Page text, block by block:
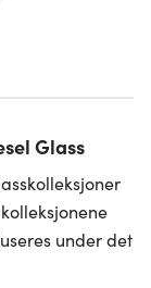
Glass
under det